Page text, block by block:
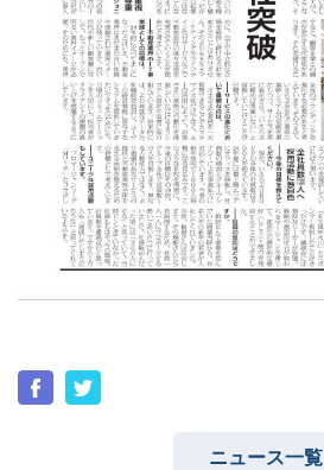
ニュース一覧 お役立ちブログ
特長 サービス一覧
ニュース一覧